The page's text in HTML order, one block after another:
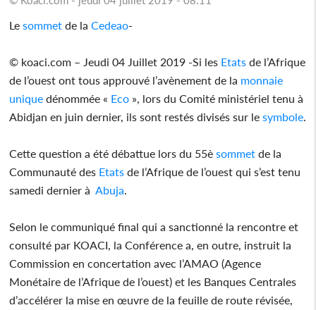
Lesommet de laCedeao-
© koaci.com – Jeudi 04 Juillet 2019 -Si les Etats de l’Afrique
de l’ouest ont tous approuvé l’avènement de la monnaie
unique dénommée « Eco », lors du Comité ministériel tenu à
Abidjan en juin dernier, ils sont restés divisés sur lesymbole
Cette question a été débattue lors du 55èsommet de la
Communauté des Etats de l’Afrique de l’ouest qui s’est tenu
samedi dernier à Abuja
Selon le communiqué final qui a sanctionné la rencontre et
consulté par KOACI, la Conférence a, en outre, instruit la
Commission en concertation avec l’AMAO (Agence
Monétaire de l’Afrique de l’ouest) et les Banques Centrales
d’accélérer la mise en œuvre de la feuille de route révisée,